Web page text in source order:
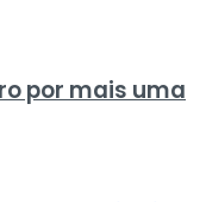
por mais uma